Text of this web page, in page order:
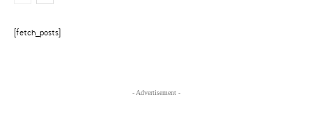
[fetch_posts]
- Advertisement -